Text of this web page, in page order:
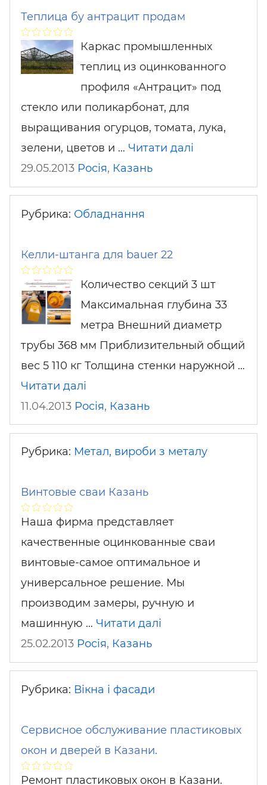
Теплица бу антрацит продам
Каркас промышленных
теплиц из оцинкованного
профиля «Антрацит» под
стекло или поликарбонат, для
выращивания огурцов, томата, лука,
зелени, цветов и … Читати далі
29.05.2013 Росія, Казань
Рубрика: Обладнання
Келли-штанга для bauer 22
Количество секций 3 шт
Максимальная глубина 33
метра Внешний диаметр
трубы 368 мм Приблизительный общий
вес 5 110 кг Толщина стенки наружной …
Читати далі
11.04.2013 Росія, Казань
Рубрика: Метал, вироби з металу
Винтовые сваи Казань
Наша фирма представляет
качественные оцинкованные сваи
винтовые-самое оптимальное и
универсальное решение. Мы
производим замеры, ручную и
машинную … Читати далі
25.02.2013 Росія, Казань
Рубрика: Вікна і фасади
Сервисное обслуживание пластиковых
окон и дверей в Казани.
Ремонт пластиковых окон в Казани.